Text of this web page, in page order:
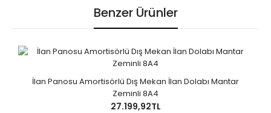
Benzer Ürünler
İlan Panosu Amortisörlü Dış Mekan İlan Dolabı Mantar
Zeminli 8A4
27.199,92TL